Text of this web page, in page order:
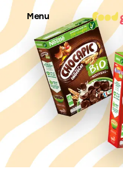
Menu
Food’News
Food’Com
Food’Art